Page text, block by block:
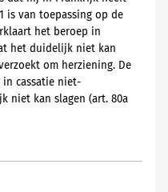
is van toepassing op de
het beroep in
het duidelijk niet kan
om herziening. De
in cassatie niet-
niet kan slagen (art. 80a